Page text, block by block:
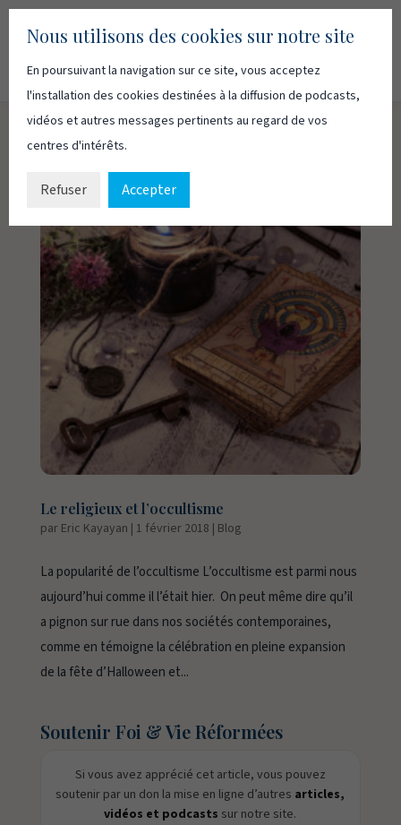
Le religieux et l’occultisme
par Eric Kayayan | 1 février 2018 | Blog
La popularité de l’occultisme L’occultisme est parmi nous
aujourd’hui comme il l’était hier. On peut même dire qu’il
a pignon sur rue dans nos sociétés contemporaines,
comme en témoigne la célébration en pleine expansion
de la fête d’Halloween et...
Soutenir Foi & Vie Réformées
Si vous avez apprécié cet article, vous pouvez
soutenir par un don la mise en ligne d’autres articles,
vidéos et podcasts sur notre site.
Nous utilisons des cookies sur notre site
En poursuivant la navigation sur ce site, vous acceptez
l'installation des cookies destinées à la diffusion de podcasts,
vidéos et autres messages pertinents au regard de vos
centres d'intérêts.
Refuser Accepter